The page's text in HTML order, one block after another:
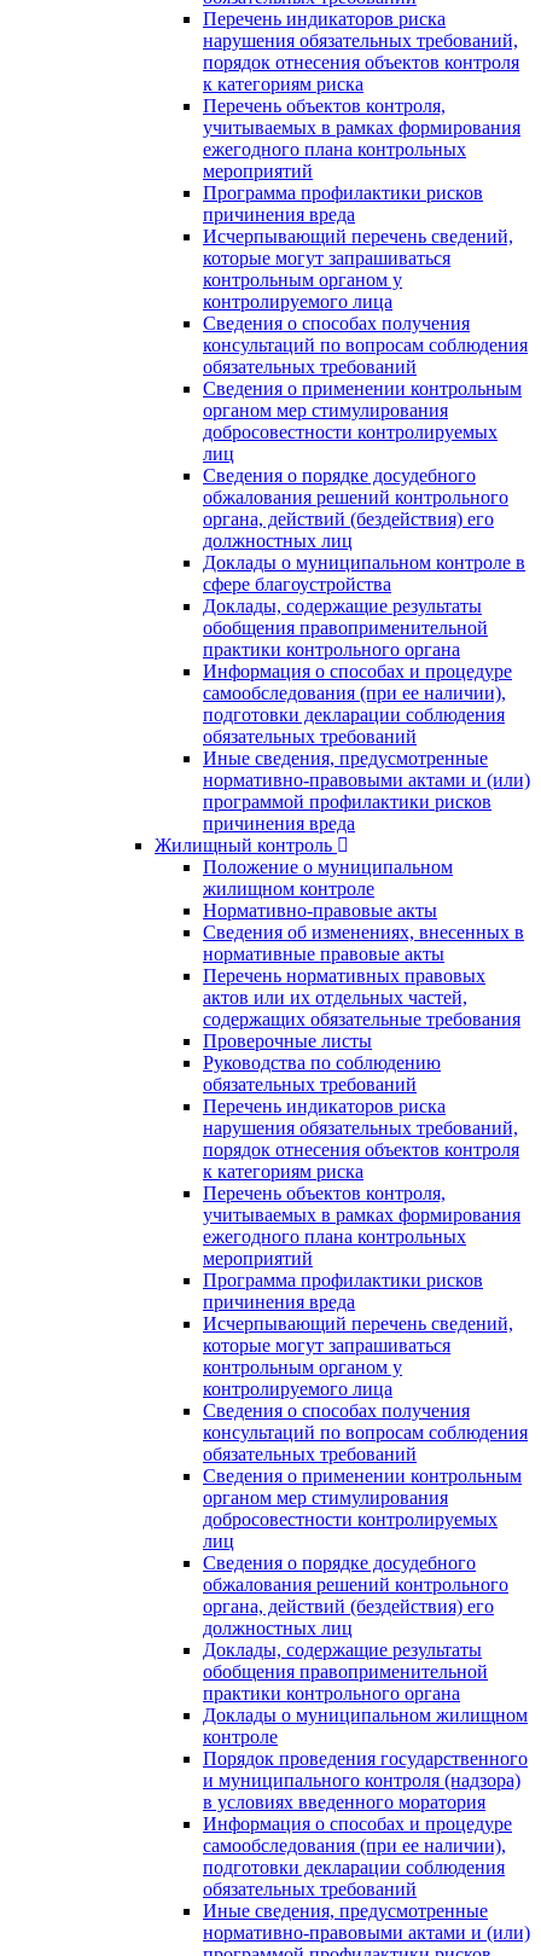
Перечень индикаторов риска
нарушения обязательных требований,
порядок отнесения объектов контроля
к категориям риска
Перечень объектов контроля,
учитываемых в рамках формирования
ежегодного плана контрольных
мероприятий
Программа профилактики рисков
причинения вреда
Исчерпывающий перечень сведений,
которые могут запрашиваться
контрольным органом у
контролируемого лица
Сведения о способах получения
консультаций по вопросам соблюдения
обязательных требований
Сведения о применении контрольным
органом мер стимулирования
добросовестности контролируемых
лиц
Сведения о порядке досудебного
обжалования решений контрольного
органа, действий (бездействия) его
должностных лиц
Доклады о муниципальном контроле в
сфере благоустройства
Доклады, содержащие результаты
обобщения правоприменительной
практики контрольного органа
Информация о способах и процедуре
самообследования (при ее наличии),
подготовки декларации соблюдения
обязательных требований
Иные сведения, предусмотренные
нормативно-правовыми актами и (или)
программой профилактики рисков
причинения вреда
Жилищный контроль
Положение о муниципальном
жилищном контроле
Нормативно-правовые акты
Сведения об изменениях, внесенных в
нормативные правовые акты
Перечень нормативных правовых
актов или их отдельных частей,
содержащих обязательные требования
Проверочные листы
Руководства по соблюдению
обязательных требований
Перечень индикаторов риска
нарушения обязательных требований,
порядок отнесения объектов контроля
к категориям риска
Перечень объектов контроля,
учитываемых в рамках формирования
ежегодного плана контрольных
мероприятий
Программа профилактики рисков
причинения вреда
Исчерпывающий перечень сведений,
которые могут запрашиваться
контрольным органом у
контролируемого лица
Сведения о способах получения
консультаций по вопросам соблюдения
обязательных требований
Сведения о применении контрольным
органом мер стимулирования
добросовестности контролируемых
лиц
Сведения о порядке досудебного
обжалования решений контрольного
органа, действий (бездействия) его
должностных лиц
Доклады, содержащие результаты
обобщения правоприменительной
практики контрольного органа
Доклады о муниципальном жилищном
контроле
Порядок проведения государственного
и муниципального контроля (надзора)
в условиях введенного моратория
Информация о способах и процедуре
самообследования (при ее наличии),
подготовки декларации соблюдения
обязательных требований
Иные сведения, предусмотренные
нормативно-правовыми актами и (или)